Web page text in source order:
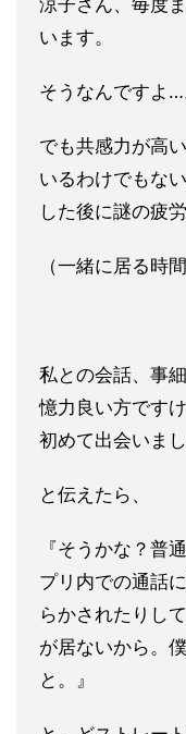
涼子さん、毎度
います。
そうなんですよ…
でも共感力が高
いるわけでもない
した後に謎の疲
（一緒に居る時
私との会話、事
憶力良い方ですけ
初めて出会いまし
と伝えたら、
『そうかな？普
プリ内での通話に
らかされたりして
が居ないから。
と。』